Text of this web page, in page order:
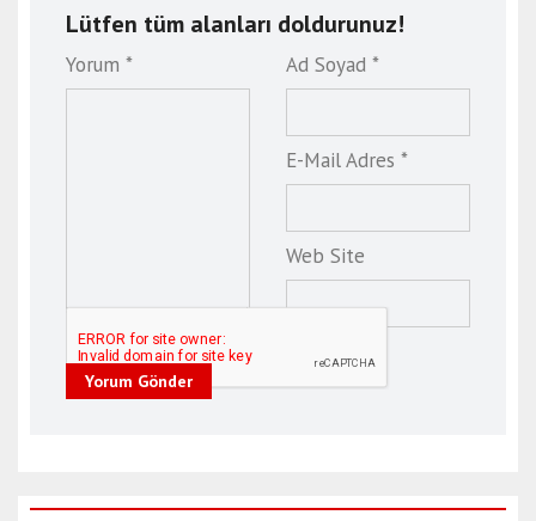
Lütfen tüm alanları doldurunuz!
Yorum * Ad Soyad *
E-Mail Adres *
Web Site
Yorum Gönder